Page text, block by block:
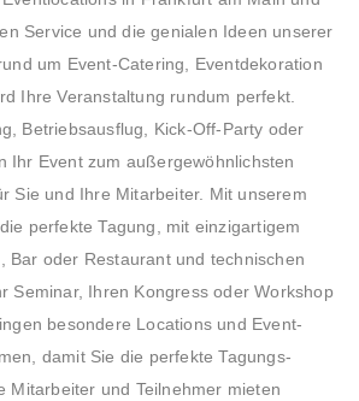
Service und die genialen Ideen unserer
um Event-Catering, Eventdekoration
Ihre Veranstaltung rundum perfekt.
Betriebsausflug, Kick-Off-Party oder
Ihr Event zum außergewöhnlichsten
Sie und Ihre Mitarbeiter. Mit unserem
perfekte Tagung, mit einzigartigem
Bar oder Restaurant und technischen
Seminar, Ihren Kongress oder Workshop
besondere Locations und Event-
damit Sie die perfekte Tagungs-
Mitarbeiter und Teilnehmer mieten